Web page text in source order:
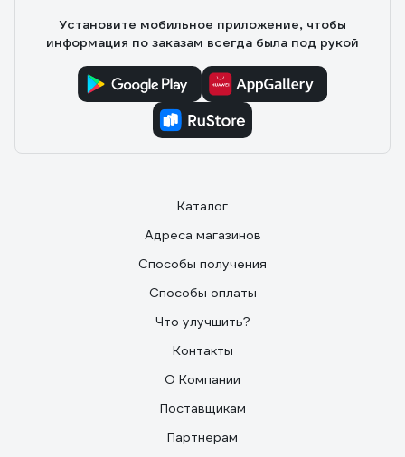
Установите мобильное приложение, чтобы
информация по заказам всегда была под рукой
Каталог
Адреса магазинов
Способы получения
Способы оплаты
Что улучшить?
Контакты
О Компании
Поставщикам
Партнерам